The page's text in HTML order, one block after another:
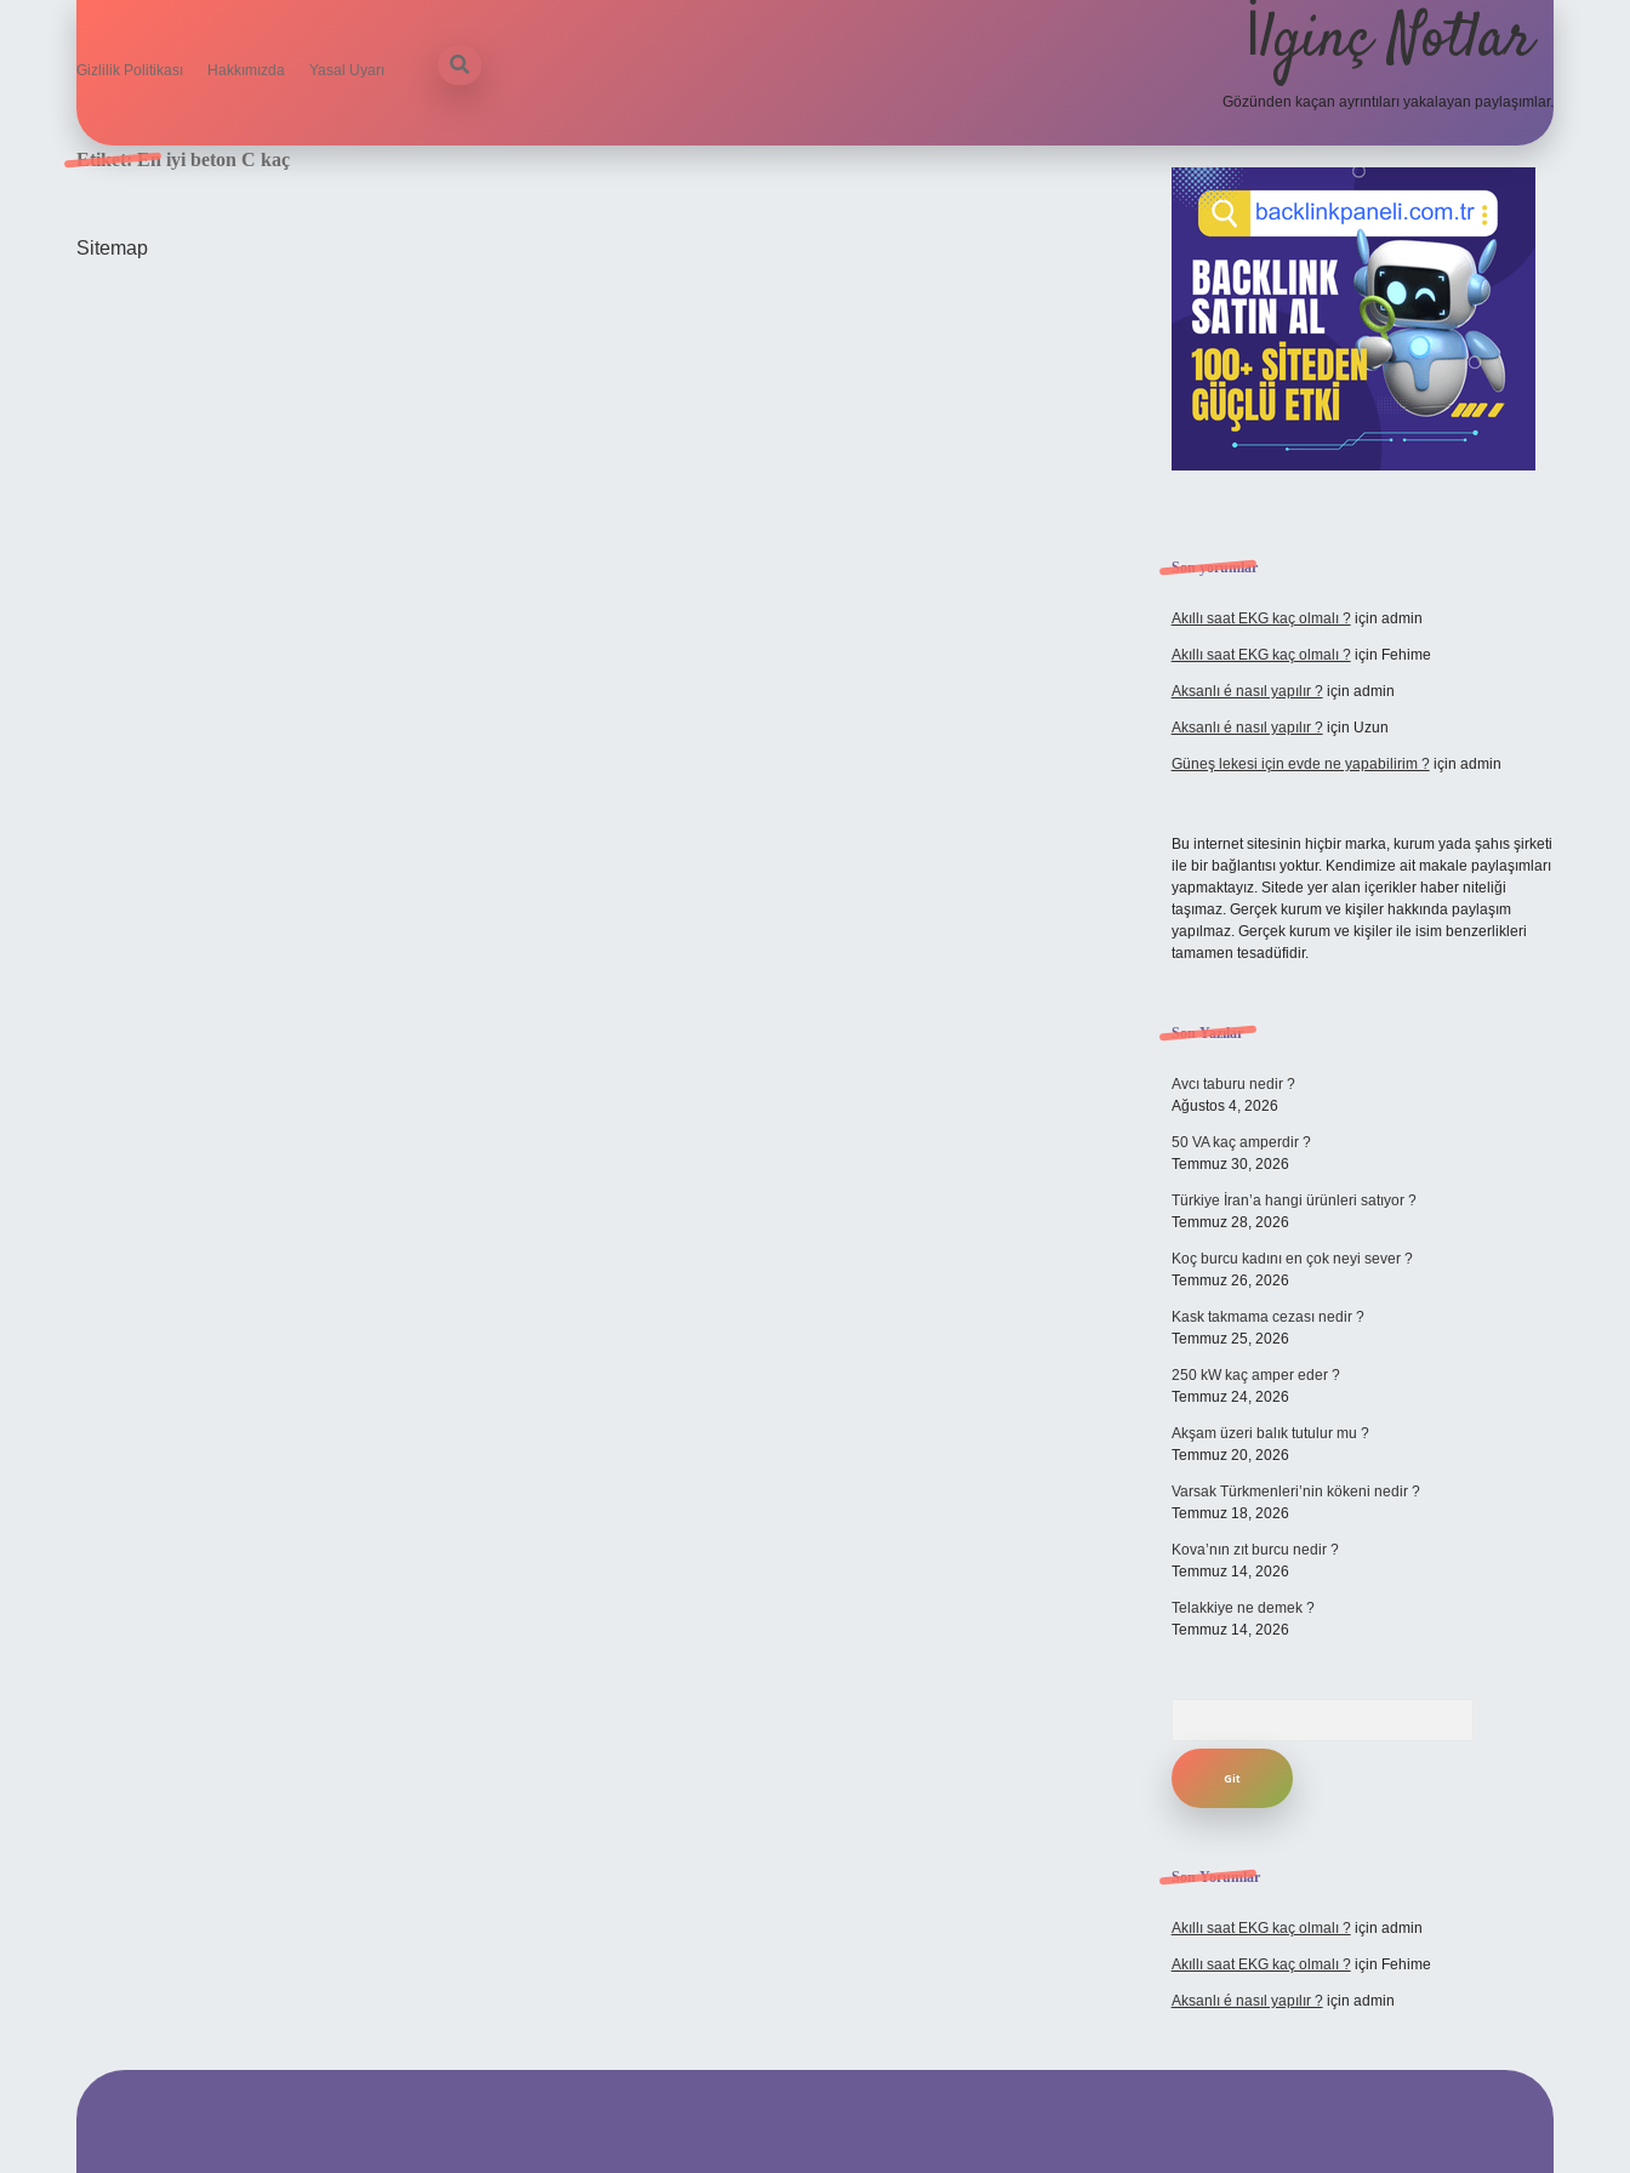
Gizlilik Politikası Hakkımızda Yasal Uyarı İlginç Notlar
Gözünden kaçan ayrıntıları yakalayan paylaşımlar.
Etiket:En iyi beton C kaç
Sitemap
Sidebar
Son yorumlar
Akıllı saat EKG kaç olmalı ?için admin
Akıllı saat EKG kaç olmalı ?için Fehime
Aksanlı é nasıl yapılır ?için admin
Aksanlı é nasıl yapılır ?için Uzun
Güneş lekesi için evde ne yapabilirim ?için admin
Bu internet sitesinin hiçbir marka, kurum yada şahıs şirketi
ile bir bağlantısı yoktur. Kendimize ait makale paylaşımları
yapmaktayız. Sitede yer alan içerikler haber niteliği
taşımaz. Gerçek kurum ve kişiler hakkında paylaşım
yapılmaz. Gerçek kurum ve kişiler ile isim benzerlikleri
tamamen tesadüfidir.
Son Yazılar
Avcı taburu nedir ?
Ağustos 4, 2026
50 VA kaç amperdir ?
Temmuz 30, 2026
Türkiye İran’a hangi ürünleri satıyor ?
Temmuz 28, 2026
Koç burcu kadını en çok neyi sever ?
Temmuz 26, 2026
Kask takmama cezası nedir ?
Temmuz 25, 2026
250 kW kaç amper eder ?
Temmuz 24, 2026
Akşam üzeri balık tutulur mu ?
Temmuz 20, 2026
Varsak Türkmenleri’nin kökeni nedir ?
Temmuz 18, 2026
Kova’nın zıt burcu nedir ?
Temmuz 14, 2026
Telakkiye ne demek ?
Temmuz 14, 2026
Son Yorumlar
Akıllı saat EKG kaç olmalı ?için admin
Akıllı saat EKG kaç olmalı ?için Fehime
Aksanlı é nasıl yapılır ?için admin